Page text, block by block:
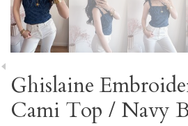
Ghislaine
Cami Top / Navy